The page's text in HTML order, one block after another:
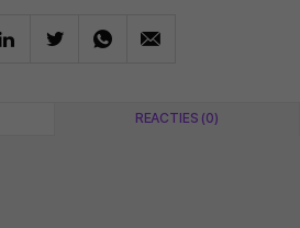
REACTIES (0)